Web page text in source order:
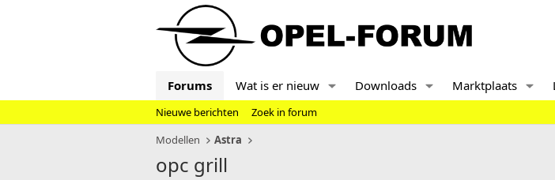
Forums Wat is er nieuw Downloads Marktplaats
Nieuwe berichten
Zoek in forum
Modellen
Astra
opc grill